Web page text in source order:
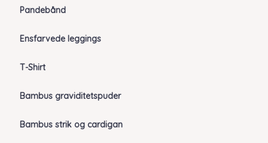
Pandebånd
Ensfarvede leggings
T-Shirt
Bambus graviditetspuder
Bambus strik og cardigan